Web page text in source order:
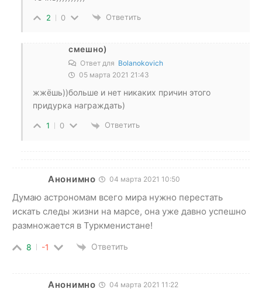
2 0 Ответить
смешно)
Ответ для Bolanokovich
05 марта 2021 21:43
жжёшь))больше и нет никаких причин этого
придурка награждать)
1 0 Ответить
Анонимно 04 марта 2021 10:50
Думаю астрономам всего мира нужно перестать
искать следы жизни на марсе, она уже давно успешно
размножается в Туркменистане!
8 -1 Ответить
Анонимно 04 марта 2021 11:22